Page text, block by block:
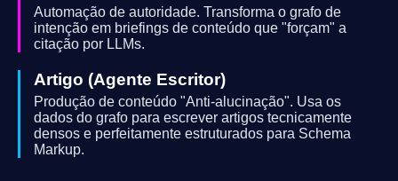
Automação de autoridade. Transforma o grafo de
intenção em briefings de conteúdo que "forçam" a
citação por LLMs.
Artigo (Agente Escritor)
Produção de conteúdo "Anti-alucinação". Usa os
dados do grafo para escrever artigos tecnicamente
densos e perfeitamente estruturados para Schema
Markup.